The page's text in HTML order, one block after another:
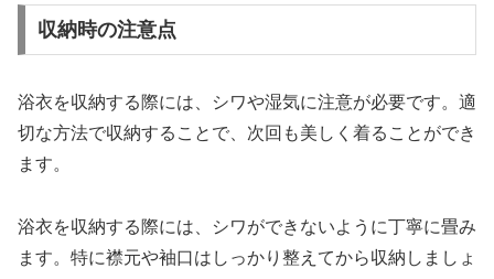
収納時の注意点
浴衣を収納する際には、シワや湿気に注意が必要です。適
切な方法で収納することで、次回も美しく着ることができ
ます。
浴衣を収納する際には、シワができないように丁寧に畳み
ます。特に襟元や袖口はしっかり整えてから収納しましょ